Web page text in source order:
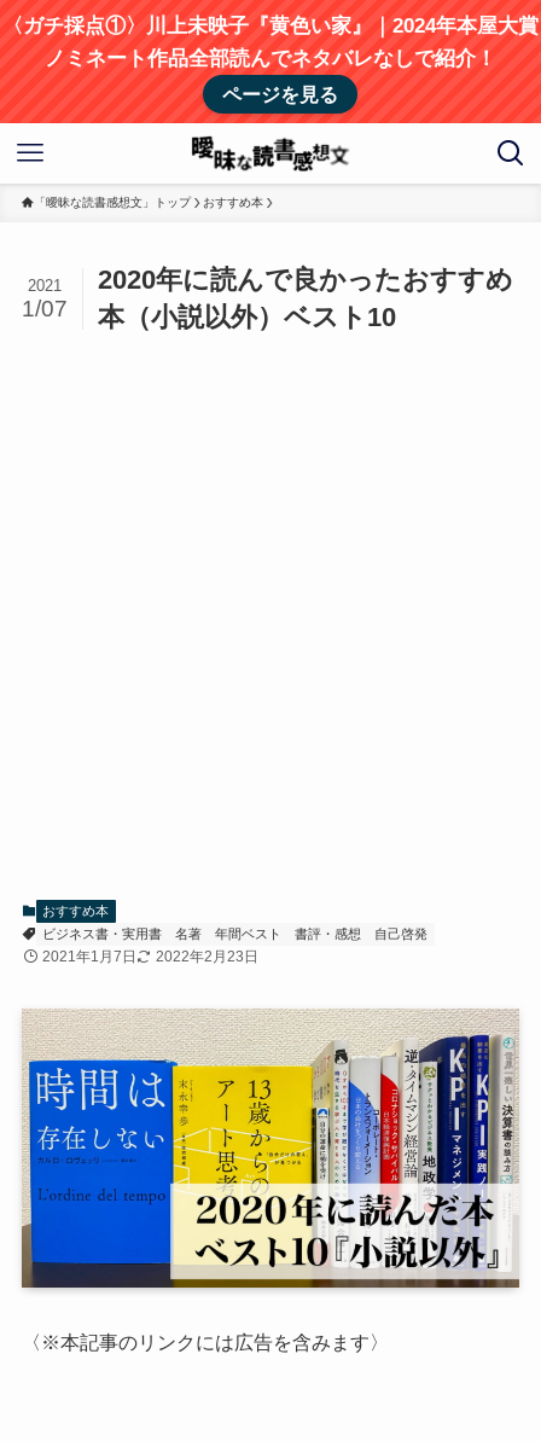
〈ガチ採点①〉川上未映子『黄色い家』｜2024年本屋大賞
ノミネート作品全部読んでネタバレなしで紹介！
ページを見る
「曖昧な読書感想文」トップ おすすめ本
2020年に読んで良かったおすすめ
本（小説以外）ベスト10
2021
1/07
おすすめ本
ビジネス書・実用書
名著 年間ベスト 書評・感想 自己啓発
2021年1月7日 2022年2月23日
〈※本記事のリンクには広告を含みます〉